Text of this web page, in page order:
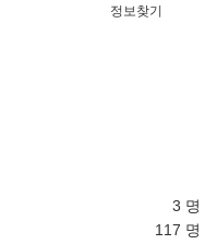
정보찾기
3 명
117 명